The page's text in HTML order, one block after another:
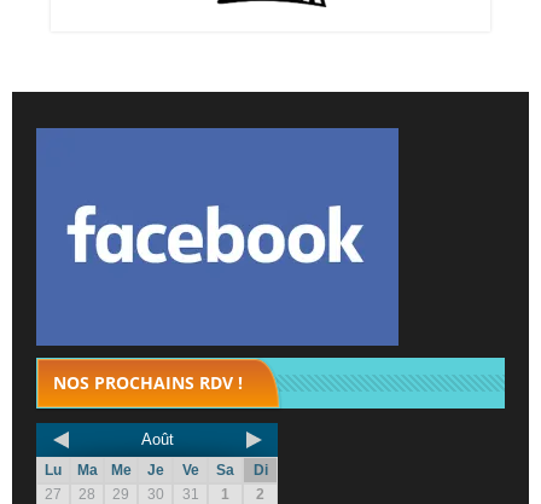
NOS PROCHAINS RDV !
Août
Lu Ma Me Je Ve Sa
Di
27
28 29 30 31 1 2